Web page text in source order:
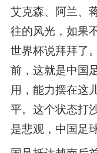
艾克森、阿兰、
往的风光，如果
世界杯说拜拜了
前，这就是中国
用，能力摆在这
平。这个状态打
是悲观，中国足